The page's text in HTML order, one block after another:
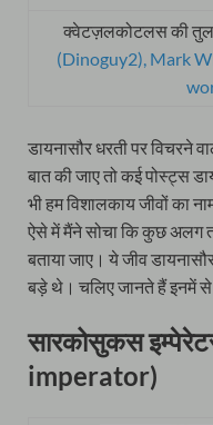
क्वेटज़लकोटलस की
(Dinoguy2), Mark
डायनासौर धरती पर विचरने
बात की जाए तो कई पोस्ट्स
भी हम विशालकाय जीवों का
ऐसे में मैंने सोचा कि कुछ अलग
बताया जाए। ये जीव
बड़े थे। चलिए जानते हैं इनमें से
सारकोसुकस
imperator)